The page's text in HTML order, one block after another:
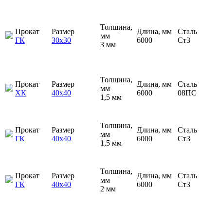
Прокат
ГК
Размер
30х30
Толщина,
мм
3 мм
Длина, мм
6000
Сталь
Ст3
Прокат
ХК
Размер
40х40
Толщина,
мм
1,5 мм
Длина, мм
6000
Сталь
08ПС
Прокат
ГК
Размер
40х40
Толщина,
мм
1,5 мм
Длина, мм
6000
Сталь
Ст3
Прокат
ГК
Размер
40х40
Толщина,
мм
2 мм
Длина, мм
6000
Сталь
Ст3